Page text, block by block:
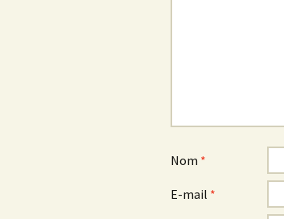
Nom *
E-mail *